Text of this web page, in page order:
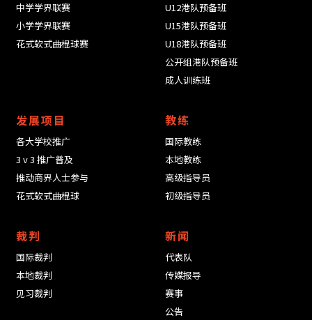
中学学界联赛
小学学界联赛
花式软式曲棍球赛
U12港队预备班
U15港队预备班
U18港队预备班
公开组港队预备班
成人训练班
发展项目
各大学校推广
3 v 3 推广普及
推动商界人士参与
花式软式曲棍球
教练
国际教练
本地教练
高级指导员
初级指导员
裁判
国际裁判
本地裁判
见习裁判
新闻
代表队
传媒报导
赛事
公告